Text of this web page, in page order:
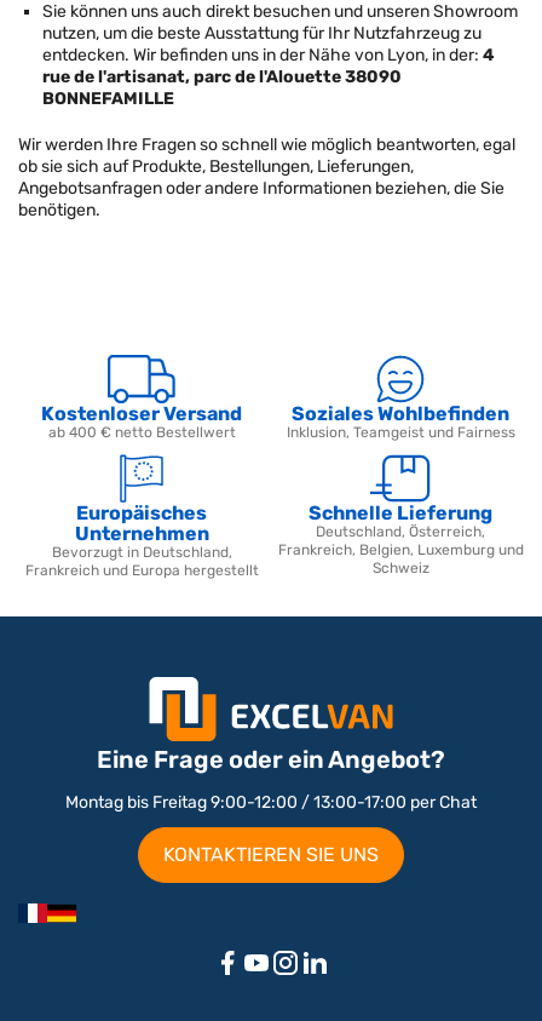
Sie können uns auch direkt besuchen und unseren Showroom
nutzen, um die beste Ausstattung für Ihr Nutzfahrzeug zu
entdecken. Wir befinden uns in der Nähe von Lyon, in der: 4
rue de l'artisanat, parc de l'Alouette 38090
BONNEFAMILLE
Wir werden Ihre Fragen so schnell wie möglich beantworten, egal
ob sie sich auf Produkte, Bestellungen, Lieferungen,
Angebotsanfragen oder andere Informationen beziehen, die Sie
benötigen.
Kostenloser Versand
ab 400 € netto Bestellwert
Soziales Wohlbefinden
Inklusion, Teamgeist und Fairness
Europäisches
Unternehmen
Bevorzugt in Deutschland,
Frankreich und Europa hergestellt
Schnelle Lieferung
Deutschland, Österreich,
Frankreich, Belgien, Luxemburg und
Schweiz
Eine Frage oder ein Angebot?
Montag bis Freitag 9:00-12:00 / 13:00-17:00 per Chat
KONTAKTIEREN SIE UNS